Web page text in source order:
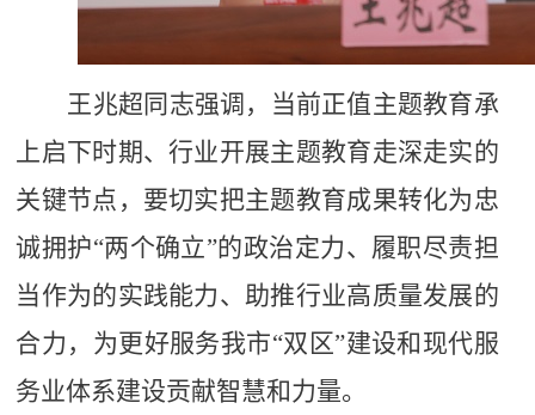
王兆超同志强调，当前正值主题教育承
上启下时期、行业开展主题教育走深走实的
关键节点，要切实把主题教育成果转化为忠
诚拥护“两个确立”的政治定力、履职尽责担
当作为的实践能力、助推行业高质量发展的
合力，为更好服务我市“双区”建设和现代服
务业体系建设贡献智慧和力量。